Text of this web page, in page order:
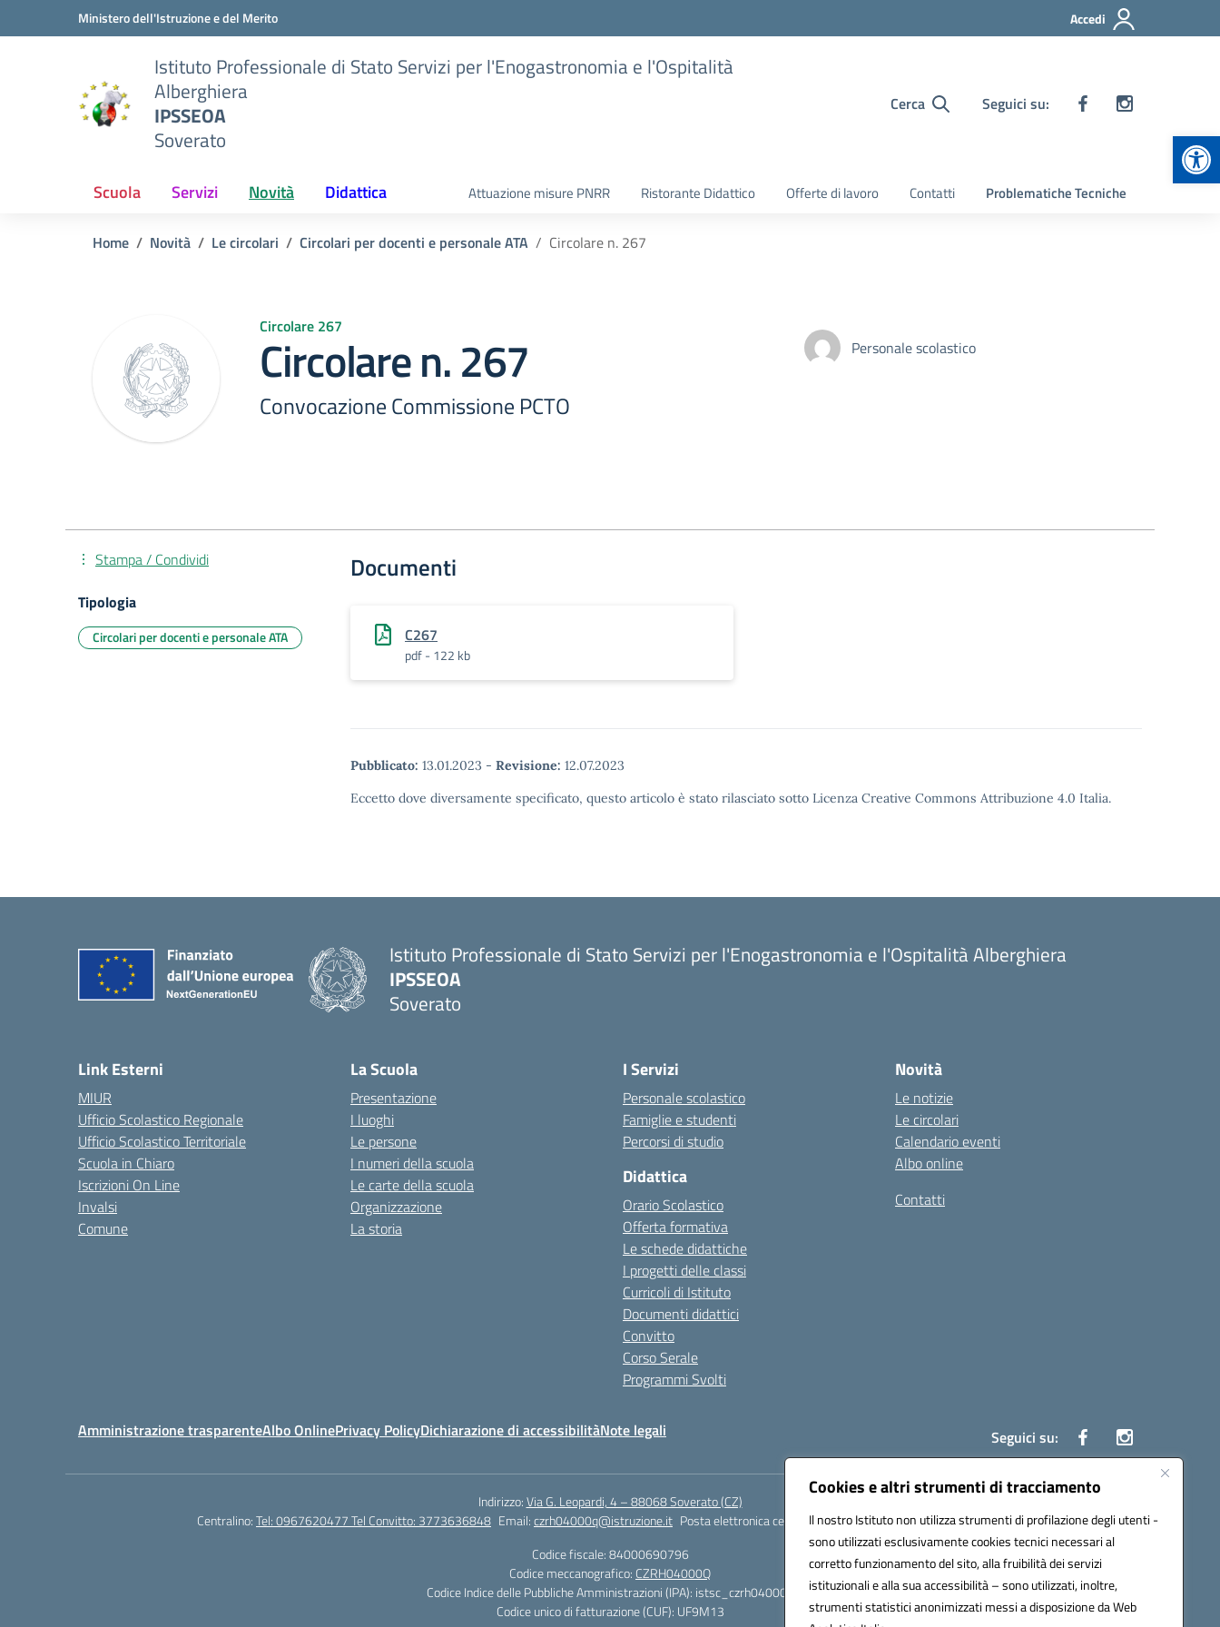
Cookies e altri strumenti di tracciamento
Il nostro Istituto non utilizza strumenti di profilazione degli utenti -
sono utilizzati esclusivamente cookies tecnici necessari al
corretto funzionamento del sito, alla fruibilità dei servizi
istituzionali e alla sua accessibilità – sono utilizzati, inoltre,
strumenti statistici anonimizzati messi a disposizione da Web
Vai ai contenuti
Vai al menu di navigazioneMinistero dell'Istruzione e del Merito Accedi
Istituto Professionale di Stato Servizi per l'Enogastronomia e l'Ospitalità
Alberghiera
IPSSEOA
Soverato
Cerca Seguici su:
Scuola Servizi Novità Didattica Attuazione misure PNRR Ristorante Didattico Offerte di lavoro Contatti Problematiche Tecniche
Home Novità Le circolari Circolari per docenti e personale ATA Circolare n. 267
Circolare 267
Circolare n. 267
Convocazione Commissione PCTO
Personale scolastico
Documenti
C267
pdf - 122 kb
Pubblicato: 13.01.2023 - Revisione: 12.07.2023
Eccetto dove diversamente specificato, questo articolo è stato rilasciato sotto Licenza Creative Commons Attribuzione 4.0 Italia.
Stampa / Condividi
Tipologia
Circolari per docenti e personale ATA
Istituto Professionale di Stato Servizi per l'Enogastronomia e l'Ospitalità Alberghiera
IPSSEOA
Soverato
Link Esterni
MIUR
Ufficio Scolastico Regionale
Ufficio Scolastico Territoriale
Scuola in Chiaro
Iscrizioni On Line
Invalsi
Comune
La Scuola
Presentazione
I luoghi
Le persone
I numeri della scuola
Le carte della scuola
Organizzazione
La storia
I Servizi
Personale scolastico
Famiglie e studenti
Percorsi di studio
Didattica
Orario Scolastico
Offerta formativa
Le schede didattiche
I progetti delle classi
Curricoli di Istituto
Documenti didattici
Convitto
Corso Serale
Programmi Svolti
Novità
Le notizie
Le circolari
Calendario eventi
Albo online
Contatti
Amministrazione trasparenteAlbo OnlinePrivacy PolicyDichiarazione di accessibilitàNote legali Seguici su:
Indirizzo:Via G. Leopardi, 4 – 88068 Soverato (CZ)
Centralino:Tel: 0967620477 Tel Convitto: 3773636848 Email:czrh04000q@istruzione.it Posta elettronica certificata (PEC):czrh04000q@pec.istruzione.it
Codice fiscale: 84000690796
Codice meccanografico: CZRH04000Q
Codice Indice delle Pubbliche Amministrazioni (IPA): istsc_czrh04000q
Codice unico di fatturazione (CUF): UF9M13